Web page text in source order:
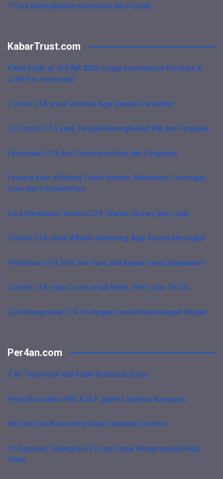
7 Cara Meningkatkan Keamanan Akun Email
KabarTrust.com
KWaS Hadir di JIFFINA 2026 (Jogja International Furniture &
Craft Fair Indonesia)
Contoh CTA untuk Webinar Agar Banyak Pendaftar
10 Contoh CTA yang Terbukti Meningkatkan Klik dan Penjualan
Perbedaan CTR dan Conversion Rate dan Fungsinya
Peluang Karir di Bidang Teknik Industri: Menelusuri Lowongan
Kerja dan Perspektifnya
Cara Mendesain Tombol CTA: Warna, Ukuran, dan Letak
Contoh CTA untuk Affiliate Marketing Agar Komisi Meningkat
Perbedaan CTA Soft dan Hard, dan Kapan Harus Digunakan?
Contoh CTA yang Cocok untuk Reels, Short, dan TikTok
Cara Mengetahui CTR Postingan Sosial Media dengan Mudah
Per4an.com
7 Air Terjun Unik dan Indah di Seluruh Dunia
Peran Konsultan PBG & SLF dalam Legalitas Bangunan
Hal-Hal Luar Biasa Yang Dapat Dilakukan Di Mesir
10 Destinasi Terjangkau Di Eropa Untuk Menginspirasi Hidup
Sehat